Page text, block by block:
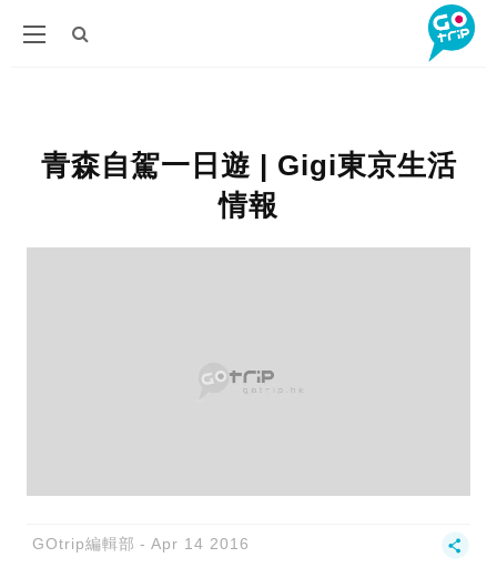
青森自駕一日遊 | Gigi東京生活
情報
GOtrip編輯部 Apr 14 2016